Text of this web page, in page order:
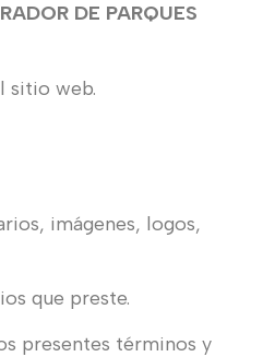
DE PARQUES
sitio web.
imágenes, logos,
que preste.
presentes términos y